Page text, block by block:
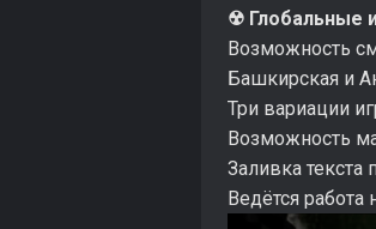
☢ Глобальные
Возможность
Башкирская и
Три вариации
Возможность
Заливка текста
Ведётся